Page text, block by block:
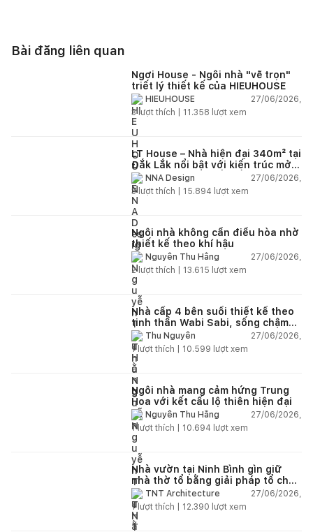
Bài đăng liên quan
Ngơi House - Ngôi nhà "vẽ trọn"
triết lý thiết kế của HIEUHOUSE
HIEUHOUSE
27/06/2026,
3lượt thích | 11.358 lượt xem
LT House – Nhà hiện đại 340m² tại
Đắk Lắk nổi bật với kiến trúc mở
và hệ sân vườn kết nối thiên
nhiên
NNA Design
27/06/2026,
3lượt thích | 15.894 lượt xem
Ngôi nhà không cần điều hòa nhờ
thiết kế theo khí hậu
Nguyễn Thu Hằng
27/06/2026,
2lượt thích | 13.615 lượt xem
Nhà cấp 4 bên suối thiết kế theo
tinh thần Wabi Sabi, sống chậm
giữa thiên nhiên
Thu Nguyễn
27/06/2026,
1lượt thích | 10.599 lượt xem
Ngôi nhà mang cảm hứng Trung
Hoa với kết cấu lộ thiên hiện đại
Nguyễn Thu Hằng
27/06/2026,
1lượt thích | 10.694 lượt xem
Nhà vườn tại Ninh Bình gìn giữ
nhà thờ tổ bằng giải pháp tổ chức
lại không gian
TNT Architecture
27/06/2026,
1lượt thích | 12.390 lượt xem